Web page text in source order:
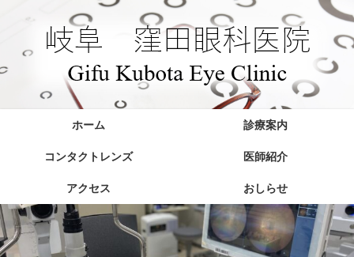
ホーム 診療案内
コンタクトレンズ 医師紹介
アクセス おしらせ